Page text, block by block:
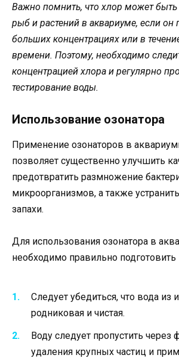
Важно помнить, что хлор может
рыб и растений в аквариуме, если он
больших концентрациях или в
времени. Поэтому, необходимо
концентрацией хлора и регулярно
тестирование воды.
Использование озонатора
Применение озонаторов в
позволяет существенно улучшить
предотвратить размножение
микроорганизмов, а также
запахи.
Для использования озонатора в
необходимо правильно подготовить
Следует убедиться, что вода из
родниковая и чистая.
Воду следует пропустить через
удаления крупных частиц и